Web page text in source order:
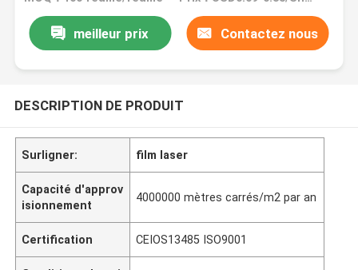
meilleur prix Contactez nous
DESCRIPTION DE PRODUIT
Surligner: film laser
Capacité d'approv
isionnement
4000000 mètres carrés/m2 par an
Certification CEIOS13485 ISO9001